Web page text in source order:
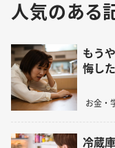
人気のある
もう
悔し
お金・
冷蔵